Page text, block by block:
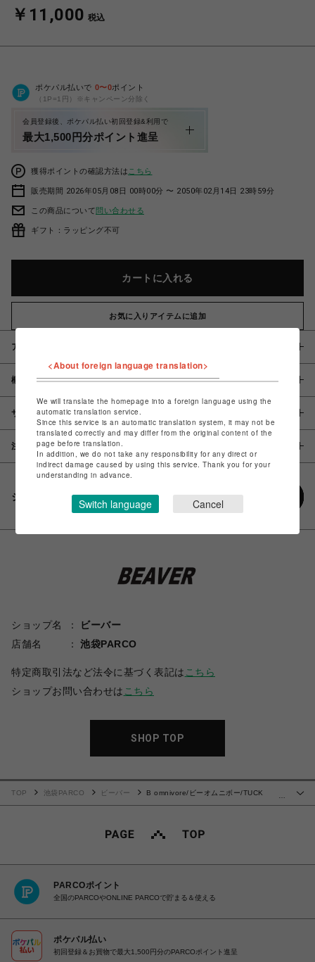
￥11,000 税込
ポケパル払いで 0〜0ポイント
（1P=1円）※キャンペーン分除く
会員登録後、ポケパル払い初回登録&利用で
最大1,500円分ポイント進呈
獲得ポイントの確認方法は こちら
販売期間 2026年05月08日 00時00分 〜 2050年02月14日 23時59分
この商品について問い合わせる
ギフト：ラッピング不可
カートに入れる
お気に入りアイテムに追加
アイテム説明 / 素材
概要
サイズ
注意事項
シェアする
ショップ名
ビーバー
店舗名
池袋PARCO
特定商取引法など法令に基づく表記は こちら
ショップお問い合わせは こちら
SHOP TOP
TOP 池袋PARCO ビーバー
B omnivore/ビーオムニボー/TUCK
PARCOポイント
全国のPARCOやONLINE PARCOで貯まる＆使える
ポケパル払い
初回登録＆お買物で最大1,500円分のPARCOポイント進呈
<About foreign language translation>
We will translate the homepage into a foreign language using the
automatic translation service.
Since this service is an automatic translation system, it may not be
translated correctly and may differ from the original content of the
page before translation.
In addition, we do not take any responsibility for any direct or
indirect damage caused by using this service. Thank you for your
understanding in advance.
Switch language Cancel